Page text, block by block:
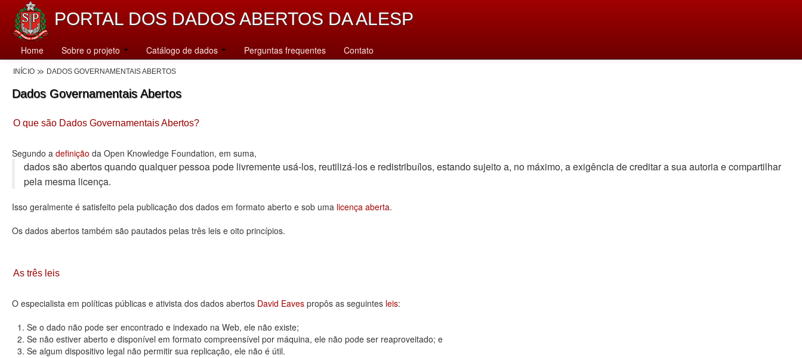
PORTAL DOS DADOS ABERTOS DA ALESP
Home Sobre o projeto Catálogo de dados Perguntas frequentes Contato
INÍCIO DADOS GOVERNAMENTAIS ABERTOS
Dados Governamentais Abertos
O que são Dados Governamentais Abertos?
Segundo a definição da Open Knowledge Foundation, em suma,
dados são abertos quando qualquer pessoa pode livremente usá-los, reutilizá-los e redistribuí­los, estando sujeito a, no máximo, a exigência de creditar a sua autoria e compartilhar
pela mesma licença.
Isso geralmente é satisfeito pela publicação dos dados em formato aberto e sob uma licença aberta.
Os dados abertos também são pautados pelas três leis e oito princípios.
As três leis
O especialista em políticas públicas e ativista dos dados abertos David Eaves propôs as seguintes leis:
Se o dado não pode ser encontrado e indexado na Web, ele não existe;
Se não estiver aberto e disponível em formato compreensível por máquina, ele não pode ser reaproveitado; e
Se algum dispositivo legal não permitir sua replicação, ele não é útil.